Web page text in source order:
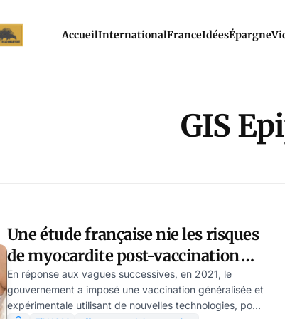
AccueilInternationalFranceIdéesÉpargne
GIS
Une étude française nie les risques
de myocardite post-vaccination
COVID
En réponse aux vagues successives, en 2021, le
gouvernement a imposé une vaccination généralisée et
expérimentale utilisant de nouvelles technologies, pour